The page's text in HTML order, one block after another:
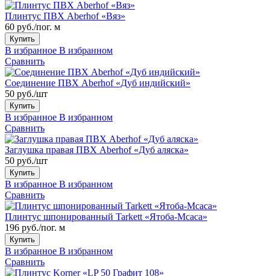
Плинтус ПВХ Aberhof «Вяз»
60 руб./пог. м
Купить
В избранное В избранном
Сравнить
Соединение ПВХ Aberhof «Дуб индийский»
50 руб./шт
Купить
В избранное В избранном
Сравнить
Заглушка правая ПВХ Aberhof «Дуб аляска»
50 руб./шт
Купить
В избранное В избранном
Сравнить
Плинтус шпонированный Tarkett «Ятоба-Мсаса»
196 руб./пог. м
Купить
В избранное В избранном
Сравнить